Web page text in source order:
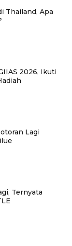
Thailand, Apa
2026, Ikuti
Lagi
Ternyata